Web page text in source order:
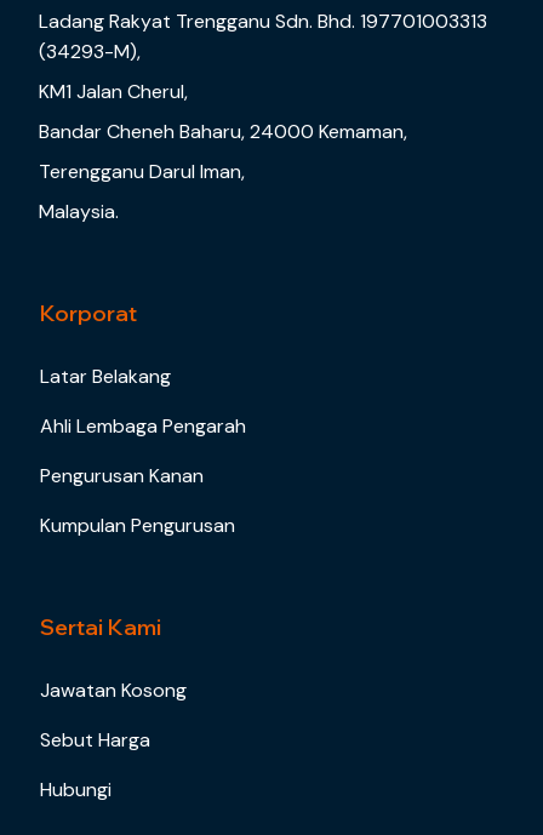
Ladang Rakyat Trengganu Sdn. Bhd. 197701003313
(34293-M),
KM1 Jalan Cherul,
Bandar Cheneh Baharu, 24000 Kemaman,
Terengganu Darul Iman,
Malaysia.
Korporat
Latar Belakang
Ahli Lembaga Pengarah
Pengurusan Kanan
Kumpulan Pengurusan
Sertai Kami
Jawatan Kosong
Sebut Harga
Hubungi